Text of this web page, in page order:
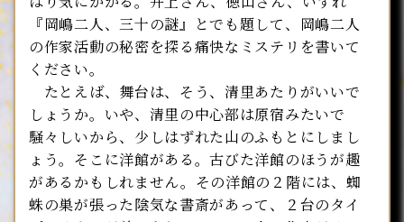
『岡嶋二人、三十の謎』とでも題して、岡嶋二人
の作家活動の秘密を探る痛快なミステリを書いて
ください。
たとえば、舞台は、そう、清里あたりがいいで
しょうか。いや、清里の中心部は原宿みたいで
騒々しいから、少しはずれた山のふもとにしまし
ょう。そこに洋館がある。古びた洋館のほうが趣
があるかもしれません。その洋館の２階には、蜘
蛛の巣が張った陰気な書斎があって、２台のタイ